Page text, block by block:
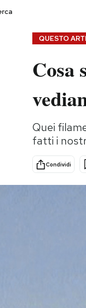
Storie/Idee
Ok Boomer!
Altrecose
QUESTO
Cosa
Quei
fatti i
Condividi